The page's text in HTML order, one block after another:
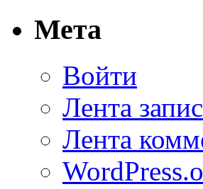
Мета
Войти
Лента
Лента